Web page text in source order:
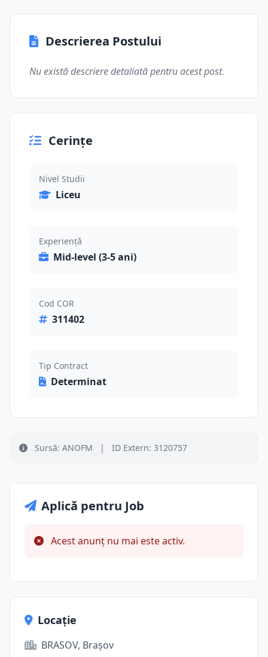
Descrierea Postului
Nu există descriere detaliată pentru acest post.
Cerințe
Nivel Studii
Liceu
Experiență
Mid-level (3-5 ani)
Cod COR
311402
Tip Contract
Determinat
Sursă: ANOFM | ID Extern: 3120757
Aplică pentru Job
Acest anunț nu mai este activ.
Locație
BRASOV, Brașov